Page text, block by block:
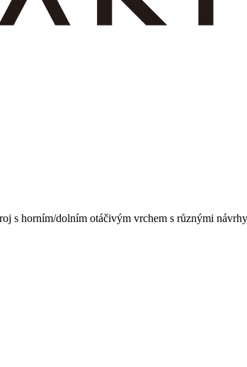
horním/dolním otáčivým vrchem s různými